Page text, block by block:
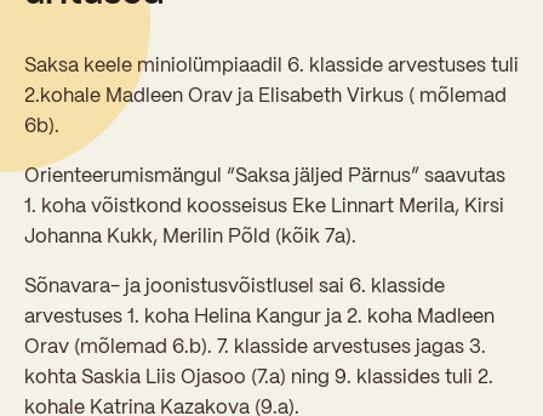
Õppetöö
Perioodõpe
Õppesuunad
Tunniplaan
Eksamid ja arvestused
Õppesisu ülekandmine
Ajalugu
Õpilased
Töötajad
Vilistlased
Sisseastumisinfo
Miks Sütevaka?
Stipendiumid
Kontaktid
In English
Saksa keele miniolümpiaadil 6. klasside arvestuses tuli
2.kohale Madleen Orav ja Elisabeth Virkus ( mõlemad
6b).
Orienteerumismängul “Saksa jäljed Pärnus” saavutas
1. koha võistkond koosseisus Eke Linnart Merila, Kirsi
Johanna Kukk, Merilin Põld (kõik 7a).
Sõnavara- ja joonistusvõistlusel sai 6. klasside
arvestuses 1. koha Helina Kangur ja 2. koha Madleen
Orav (mõlemad 6.b). 7. klasside arvestuses jagas 3.
kohta Saskia Liis Ojasoo (7.a) ning 9. klassides tuli 2.
kohale Katrina Kazakova (9.a).